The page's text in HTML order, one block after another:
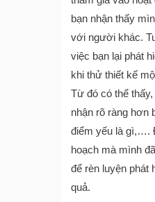
bạn nhận thấy
với người khác.
việc bạn lại phát
khi thử thiết kế
Từ đó có thể
nhận rõ ràng hơn
điểm yếu là gì,….
hoạch mà mình
để rèn luyện phát
quả.